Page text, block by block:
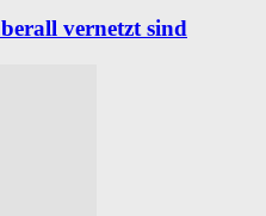
vernetzt sind